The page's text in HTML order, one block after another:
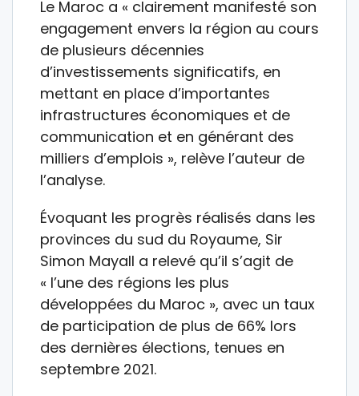
Le Maroc a « clairement manifesté son
engagement envers la région au cours
de plusieurs décennies
d’investissements significatifs, en
mettant en place d’importantes
infrastructures économiques et de
communication et en générant des
milliers d’emplois », relève l’auteur de
l’analyse.
Évoquant les progrès réalisés dans les
provinces du sud du Royaume, Sir
Simon Mayall a relevé qu’il s’agit de
« l’une des régions les plus
développées du Maroc », avec un taux
de participation de plus de 66% lors
des dernières élections, tenues en
septembre 2021.